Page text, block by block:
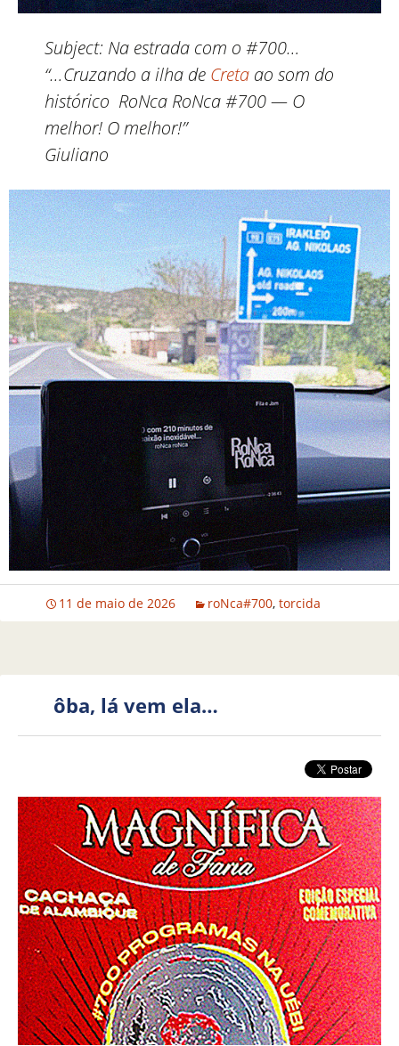
Subject: Na estrada com o #700…
“…Cruzando a ilha de Creta ao som do
histórico RoNca RoNca #700 — O
melhor! O melhor!”
Giuliano
11 de maio de 2026 roNca#700, torcida
ôba, lá vem ela…